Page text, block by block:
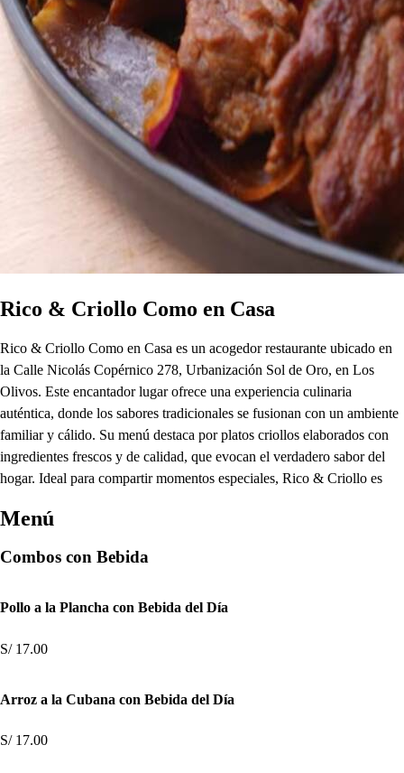
Rico & Criollo Como en Casa
Rico & Criollo Como en Casa es un acogedor restaurante ubicado en
la Calle Nicolás Copérnico 278, Urbanización Sol de Oro, en Los
Olivos. Este encantador lugar ofrece una experiencia culinaria
auténtica, donde los sabores tradicionales se fusionan con un ambiente
familiar y cálido. Su menú destaca por platos criollos elaborados con
ingredientes frescos y de calidad, que evocan el verdadero sabor del
hogar. Ideal para compartir momentos especiales, Rico & Criollo es
Menú
Combos con Bebida
Pollo a la Plancha con Bebida del Día
S/ 17.00
Arroz a la Cubana con Bebida del Día
S/ 17.00